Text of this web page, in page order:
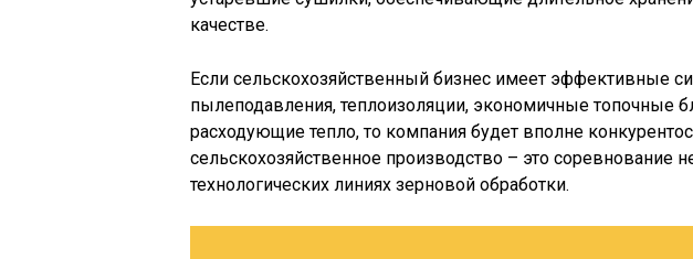
качестве.
Если сельскохозяйственный бизнес имеет эффективные
пылеподавления, теплоизоляции, экономичные топочные
расходующие тепло, то компания будет вполне
сельскохозяйственное производство – это соревнование
технологических линиях зерновой обработки.